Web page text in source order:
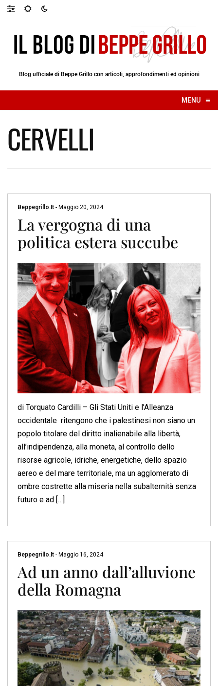
Blog ufficiale di Beppe Grillo con articoli, approfondimenti ed opinioni
MENU ≡
☰
CERVELLI
Beppegrillo.it - Maggio 20, 2024
La vergogna di una
politica estera succube
di Torquato Cardilli – Gli Stati Uniti e l’Alleanza
occidentale ritengono che i palestinesi non siano un
popolo titolare del diritto inalienabile alla libertà,
all’indipendenza, alla moneta, al controllo dello
risorse agricole, idriche, energetiche, dello spazio
aereo e del mare territoriale, ma un agglomerato di
ombre costrette alla miseria nella subalternità senza
futuro e ad […]
Beppegrillo.it - Maggio 16, 2024
Ad un anno dall’alluvione
della Romagna